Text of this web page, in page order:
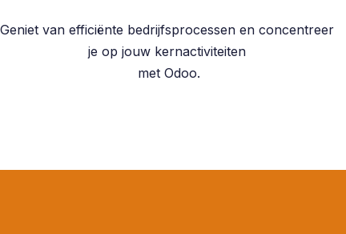
Geniet van efficiënte bedrijfsprocessen en concentreer
je op jouw kernactiviteiten
met Odoo.